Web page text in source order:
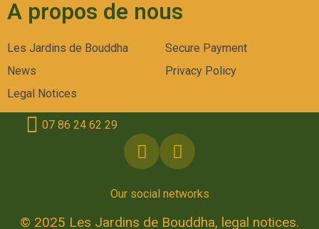
A propos de nous
Les Jardins de Bouddha
News
Legal Notices
Secure Payment
Privacy Policy
Our social networks
07 86 24 62 29
© 2025 Les Jardins de Bouddha, legal notices.